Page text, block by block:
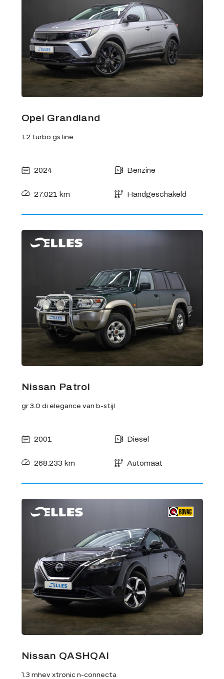
Opel Grandland
1.2 turbo gs line
2024 Benzine
27.021 km Handgeschakeld
Nissan Patrol
gr 3.0 di elegance van b-stijl
2001 Diesel
268.233 km Automaat
Nissan QASHQAI
1.3 mhev xtronic n-connecta